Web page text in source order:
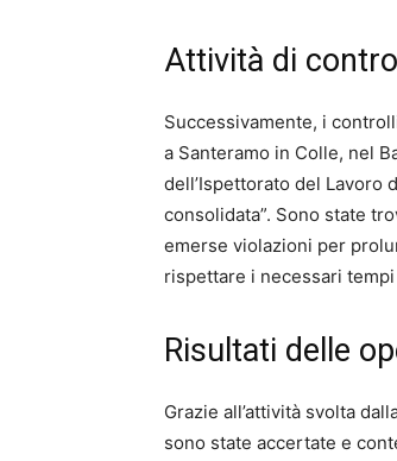
Attività di
Successivamente, i
a Santeramo in Colle, nel
dell’Ispettorato del Lavoro
consolidata”. Sono state
emerse violazioni per
rispettare i necessari
Risultati delle
Grazie all’attività svolta
sono state accertate e